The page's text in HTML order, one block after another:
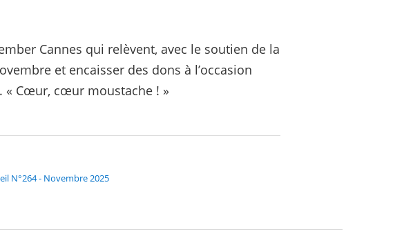
Cannes qui relèvent, avec le soutien de la
et encaisser des dons à l’occasion
« Cœur, cœur moustache ! »
N°264 - Novembre 2025